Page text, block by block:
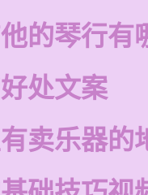
的琴行有
处文案
卖乐器的